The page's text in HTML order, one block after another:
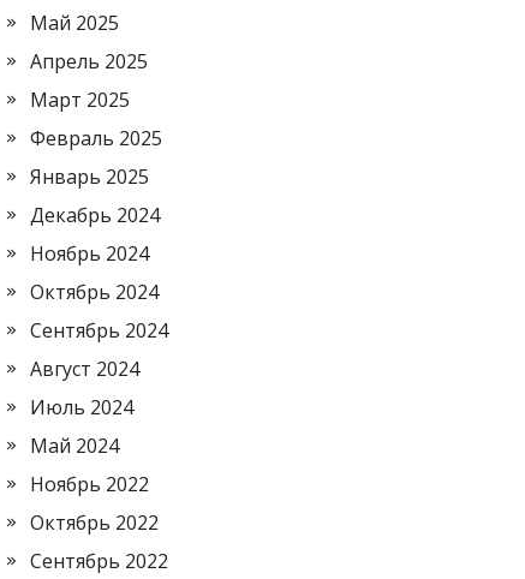
Май 2025
Апрель 2025
Март 2025
Февраль 2025
Январь 2025
Декабрь 2024
Ноябрь 2024
Октябрь 2024
Сентябрь 2024
Август 2024
Июль 2024
Май 2024
Ноябрь 2022
Октябрь 2022
Сентябрь 2022